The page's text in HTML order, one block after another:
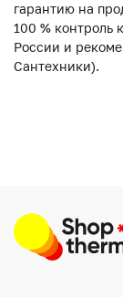
гарантию на
100 % контроль
России и
Сантехники).